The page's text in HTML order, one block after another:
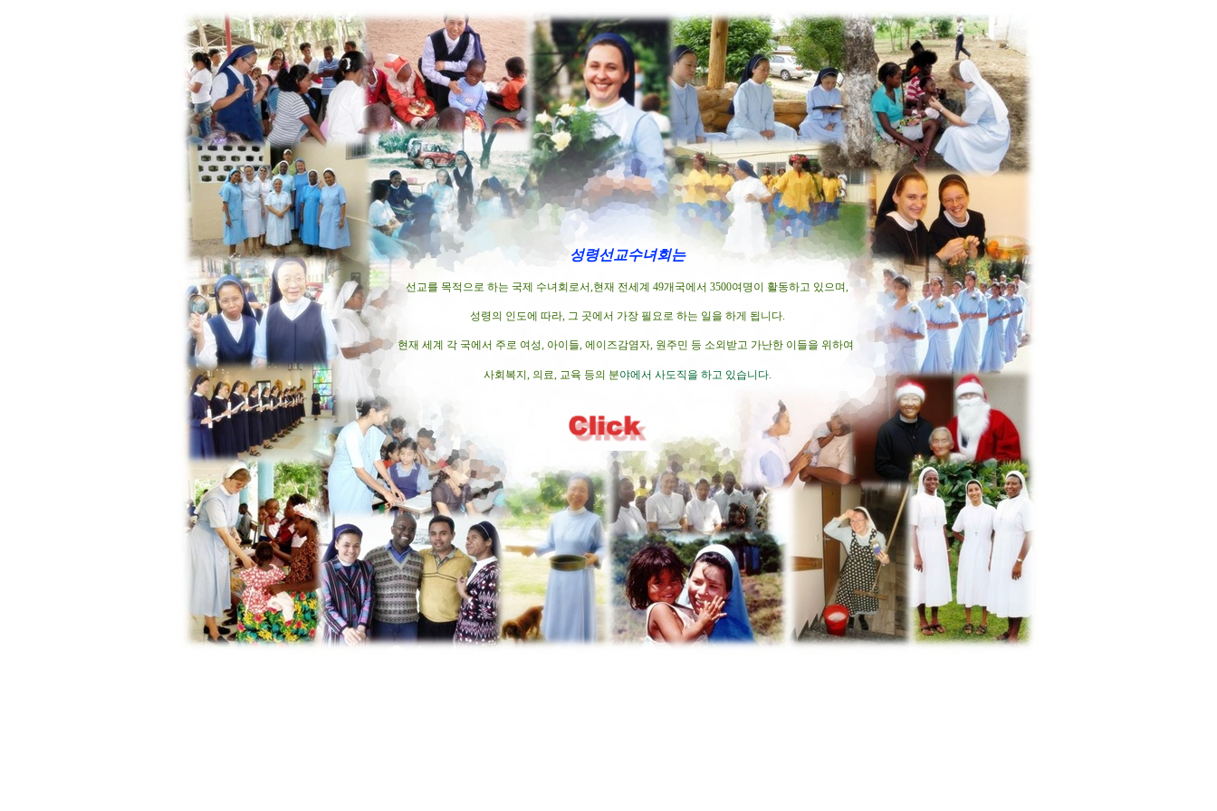
성령선교수녀회는
선교를 목적으로 하는 국제 수녀회로서,현재 전세계 49개국에서 3500여명이 활동하고 있으며,
성령의 인도에 따라, 그 곳에서 가장 필요로 하는 일을 하게 됩니다.
현재 세계 각 국에서 주로 여성, 아이들, 에이즈감염자, 원주민 등 소외받고 가난한 이들을 위하여
사회복지, 의료, 교육 등의 분야에서 사도직을 하고 있습니다.